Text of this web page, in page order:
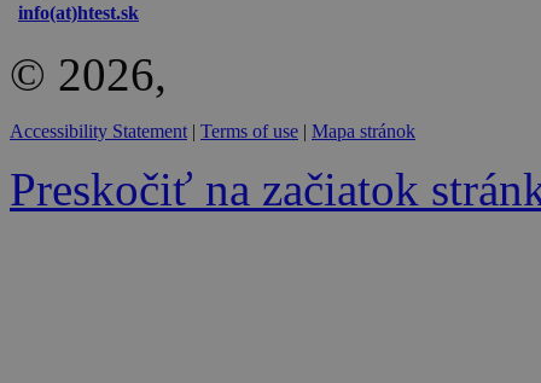
info(at)htest.sk
© 2026,
Accessibility Statement | Terms of use | Mapa stránok
Preskočiť na začiatok